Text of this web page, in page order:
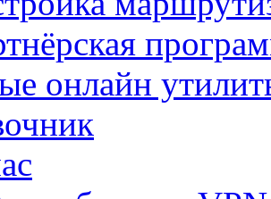
онлайн